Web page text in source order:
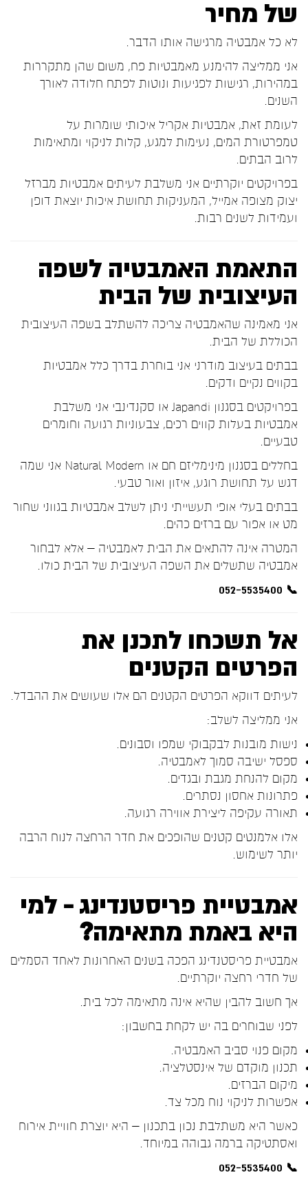
של מחיר
לא כל אמבטיה מרגישה אותו הדבר.
אני ממליצה להימנע מאמבטיות פח, משום שהן מתקררות
במהירות, רגישות לפגיעות ונוטות לפתח חלודה לאורך
השנים.
לעומת זאת, אמבטיות אקריל איכותי שומרות על
טמפרטורת המים, נעימות למגע, קלות לניקוי ומתאימות
לרוב הבתים.
בפרויקטים יוקרתיים אני משלבת לעיתים אמבטיות מברזל
יצוק מצופה אמייל, המעניקות תחושת איכות יוצאת דופן
ועמידות לשנים רבות.
התאמת האמבטיה לשפה
העיצובית של הבית
אני מאמינה שהאמבטיה צריכה להשתלב בשפה העיצובית
הכוללת של הבית.
בבתים בעיצוב מודרני אני בוחרת בדרך כלל אמבטיות
בקווים נקיים ודקים.
בפרויקטים בסגנון Japandi או סקנדינבי אני משלבת
אמבטיות בעלות קווים רכים, צבעוניות רגועה וחומרים
טבעיים.
בחללים בסגנון מינימליזם חם או Natural Modern אני שמה
דגש על תחושת רוגע, איזון ואור טבעי.
בבתים בעלי אופי תעשייתי ניתן לשלב אמבטיות בגווני שחור
מט או אפור עם ברזים כהים.
המטרה אינה להתאים את הבית לאמבטיה – אלא לבחור
אמבטיה שתשלים את השפה העיצובית של הבית כולו.
📞 052-5535400
אל תשכחו לתכנן את
הפרטים הקטנים
לעיתים דווקא הפרטים הקטנים הם אלו שעושים את ההבדל.
אני ממליצה לשלב:
נישות מובנות לבקבוקי שמפו וסבונים.
ספסל ישיבה סמוך לאמבטיה.
מקום להנחת מגבת ובגדים.
פתרונות אחסון נסתרים.
תאורה עקיפה ליצירת אווירה רגועה.
אלו אלמנטים קטנים שהופכים את חדר הרחצה לנוח הרבה
יותר לשימוש.
אמבטיית פריסטנדינג – למי
היא באמת מתאימה?
אמבטיית פריסטנדינג הפכה בשנים האחרונות לאחד הסמלים
של חדרי רחצה יוקרתיים.
אך חשוב להבין שהיא אינה מתאימה לכל בית.
לפני שבוחרים בה יש לקחת בחשבון:
מקום פנוי סביב האמבטיה.
תכנון מוקדם של אינסטלציה.
מיקום הברזים.
אפשרות לניקוי נוח מכל צד.
כאשר היא משתלבת נכון בתכנון – היא יוצרת חוויית אירוח
ואסתטיקה ברמה גבוהה במיוחד.
📞 052-5535400